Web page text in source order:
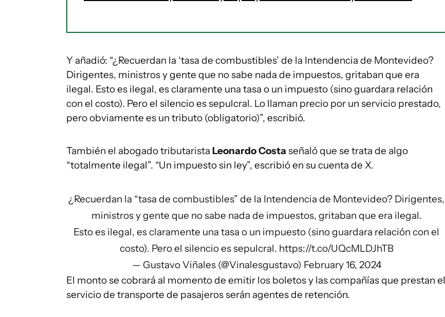
Y añadió: “¿Recuerdan la ‘tasa de combustibles’ de la Intendencia de Montevideo?
Dirigentes, ministros y gente que no sabe nada de impuestos, gritaban que era
ilegal. Esto es ilegal, es claramente una tasa o un impuesto (sino guardara relación
con el costo). Pero el silencio es sepulcral. Lo llaman precio por un servicio prestado,
pero obviamente es un tributo (obligatorio)”, escribió.
También el abogado tributarista Leonardo Costa señaló que se trata de algo
“totalmente ilegal”. “Un impuesto sin ley”, escribió en su cuenta de X.
¿Recuerdan la “tasa de combustibles” de la Intendencia de Montevideo? Dirigentes,
ministros y gente que no sabe nada de impuestos, gritaban que era ilegal.
Esto es ilegal, es claramente una tasa o un impuesto (sino guardara relación con el
costo). Pero el silencio es sepulcral. https://t.co/UQcMLDJhTB
— Gustavo Viñales (@Vinalesgustavo) February 16, 2024
El monto se cobrará al momento de emitir los boletos y las compañías que prestan el
servicio de transporte de pasajeros serán agentes de retención.